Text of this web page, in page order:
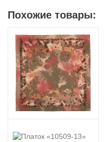
Похожие товары: